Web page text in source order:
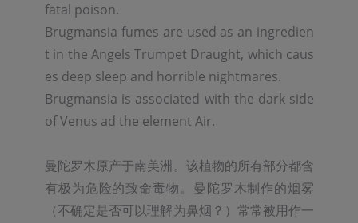
fatal poison.
Brugmansia fumes are used as an ingredien
t in the Angels Trumpet Draught, which caus
es deep sleep and horrible nightmares.
Brugmansia is associated with the dark side
of Venus ad the element Air.
曼陀罗木原产于南美洲。该植物的所有部分都含
有极为危险的致命毒物。曼陀罗木制作的烟雾
（不确定是否可以理解为鼻烟？）常常被用作一